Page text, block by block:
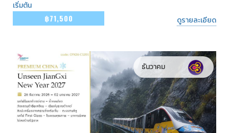
เริ่มต้น
฿71,500
ดูรายละเอียด
ธันวาคม